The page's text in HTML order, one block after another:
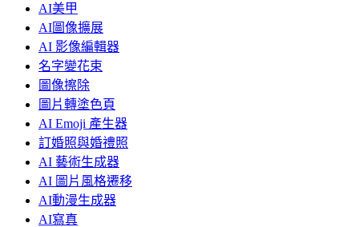
AI美甲
AI圖像擴展
AI 影像編輯器
名字變花束
圖像擦除
圖片轉塗色頁
AI Emoji 產生器
訂婚照與婚禮照
AI 藝術生成器
AI 圖片風格遷移
AI動漫生成器
AI寫真